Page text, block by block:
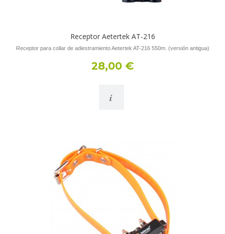
Receptor Aetertek AT-216
Receptor para collar de adiestramiento Aetertek AT-216 550m. (versión antigua)
28,00 €
i